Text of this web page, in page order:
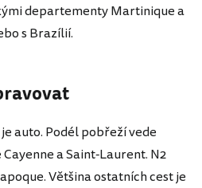
departementy Martinique a
s Brazílií.
auto. Podél pobřeží vede
a Saint-Laurent. N2
Většina ostatních cest je